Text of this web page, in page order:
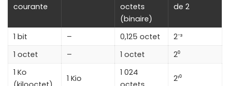
courante
octets
(binaire)
de 2
1 bit – 0,125 octet
2⁻³
1 octet
– 1 octet
2⁰
1 Ko
1 Kio
1 024
2¹⁰